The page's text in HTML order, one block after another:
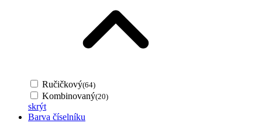
Ručičkový(64)
Kombinovaný(20)
skrýt
Barva číselníku